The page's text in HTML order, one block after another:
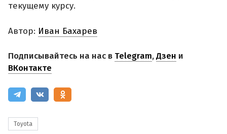
текущему курсу.
Автор: Иван Бахарев
Подписывайтесь на нас в Telegram,Дзен и
ВКонтакте
Toyota